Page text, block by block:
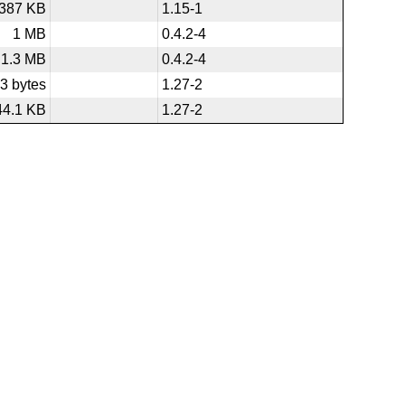
KB
1.15-1
1 MB
0.4.2-4
1.3 MB
0.4.2-4
bytes
1.27-2
KB
1.27-2